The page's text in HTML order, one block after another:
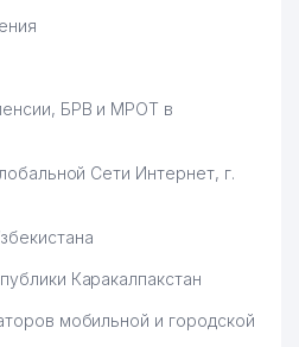
БРВ и МРОТ в
Сети Интернет, г.
Каракалпакстан
мобильной и городской